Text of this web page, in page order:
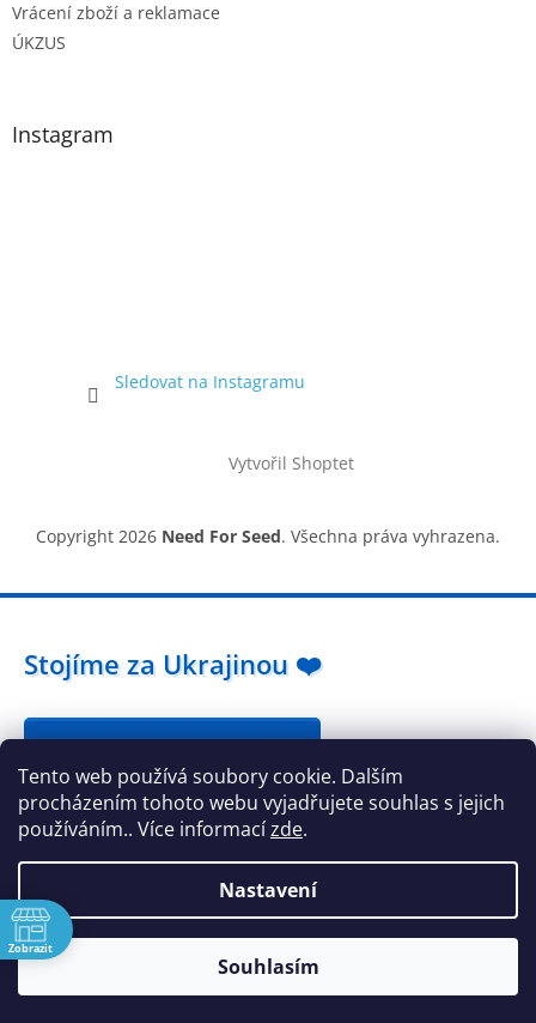
Tento web používá soubory cookie. Dalším
procházením tohoto webu vyjadřujete souhlas s jejich
používáním.. Více informacízde.
Nastavení
Souhlasím
Vrácení zboží a reklamace
ÚKZUS
Instagram
Sledovat na Instagramu
Vytvořil Shoptet
Copyright 2026 Need For Seed. Všechna práva vyhrazena.
Zobrazit
Stojíme za Ukrajinou ❤️